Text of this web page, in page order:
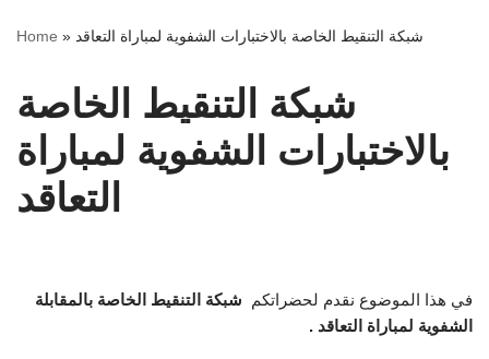
Home » شبكة التنقيط الخاصة بالاختبارات الشفوية لمباراة التعاقد
شبكة التنقيط الخاصة
بالاختبارات الشفوية لمباراة
التعاقد
في هذا الموضوع نقدم لحضراتكم شبكة التنقيط الخاصة بالمقابلة
الشفوية لمباراة التعاقد .